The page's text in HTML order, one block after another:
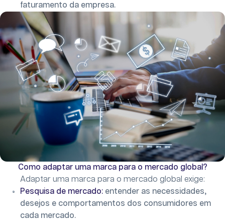
faturamento da empresa.
Como adaptar uma marca para o mercado global?
Adaptar uma marca para o mercado global exige:
Pesquisa de mercado: entender as necessidades,
desejos e comportamentos dos consumidores em
cada mercado.